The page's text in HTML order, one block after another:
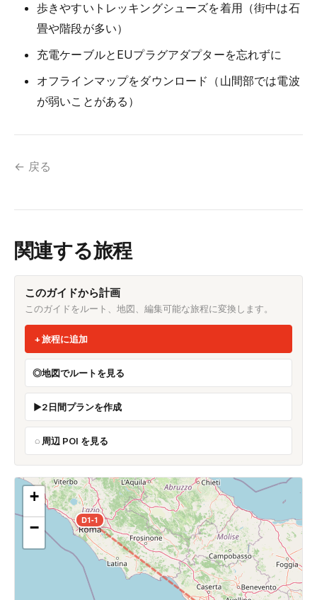
歩きやすいトレッキングシューズを着用（街中は石
畳や階段が多い）
充電ケーブルとEUプラグアダプターを忘れずに
オフラインマップをダウンロード（山間部では電波
が弱いことがある）
← 戻る
関連する旅程
このガイドから計画
このガイドをルート、地図、編集可能な旅程に変換します。
旅程に追加
地図でルートを見る
2日間プランを作成
周辺 POI を見る
D1-1
+
−